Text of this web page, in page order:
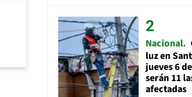
Nacional
luz en
jueves 6
serán 11
afectadas